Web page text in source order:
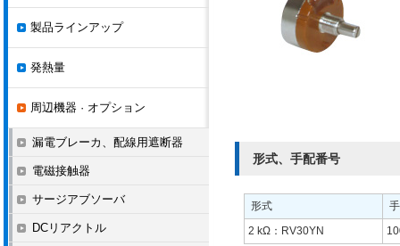
形式、手配番号
形式
2 kΩ：RV30YN
製品ラインアップ
発熱量
周辺機器 · オプション
漏電ブレーカ、配線用遮断器
電磁接触器
サージアブソーバ
DCリアクトル